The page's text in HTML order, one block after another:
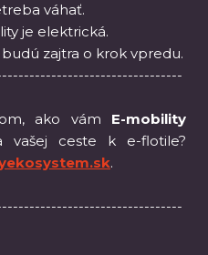
váhať.
je elektrická.
zajtra o krok vpredu.
ako vám E-mobility
vašej ceste k e-flotile?
.